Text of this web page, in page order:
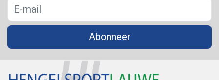
Abonneer